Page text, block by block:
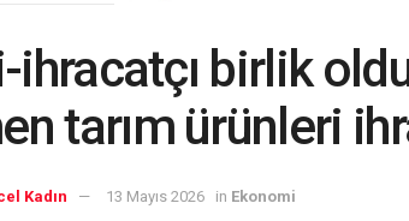
ihracatçı birlik
tarım ürünleri
Kadın 13 Mayıs 2026 in Ekonomi